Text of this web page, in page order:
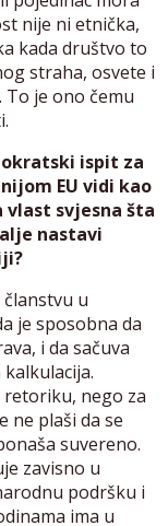
nije ni etnička,
kada društvo to
straha, osvete i
To je ono čemu
ispit za
EU vidi kao
vlast svjesna šta
nastavi
članstvu u
je sposobna da
i da sačuva
retoriku, nego za
ne plaši da se
suvereno.
zavisno u
podršku i
ima u